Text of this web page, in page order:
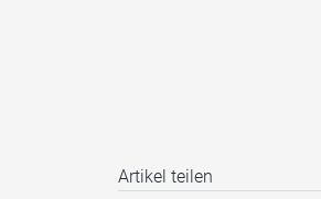
Artikel teilen